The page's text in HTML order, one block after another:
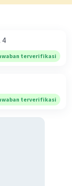
4
terverifikasi
terverifikasi